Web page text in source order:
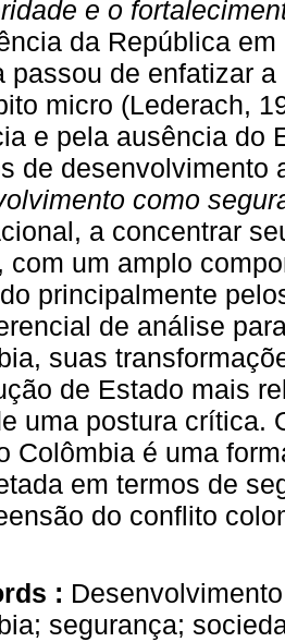
e o
da República
passou de enfatizar
micro (Lederach,
e pela ausência do
de desenvolvimento
como
a concentrar
com um amplo
principalmente
de análise
suas
de Estado mais
uma postura crítica.
Colômbia é uma
em termos de
do conflito
:
segurança;